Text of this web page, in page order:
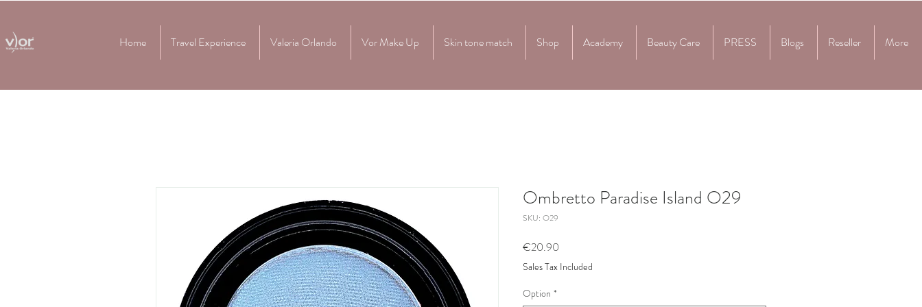
Home Travel Experience Valeria Orlando Vor Make Up Skin tone match Shop Academy Beauty Care PRESS Blogs Reseller More
Ombretto Paradise Island O29
SKU: O29
€20.90
Sales Tax Included
Option *